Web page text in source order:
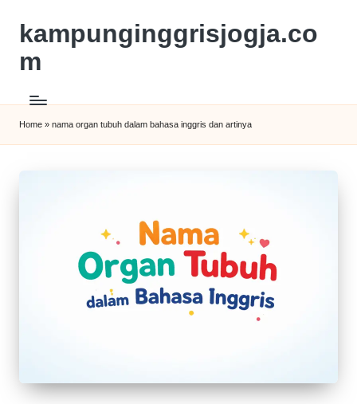
kampunginggrisjogja.co
m
Home » nama organ tubuh dalam bahasa inggris dan artinya